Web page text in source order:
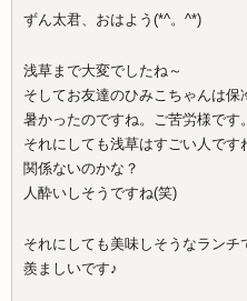
ずん太君、おはよう(*^。^*)
浅草まで大変でしたね～
そしてお友達のひみこちゃんは保
暑かったのですね。ご苦労様です。
それにしても浅草はすごい人です
関係ないのかな？
人酔いしそうですね(笑)
それにしても美味しそうなランチ
羨ましいです♪